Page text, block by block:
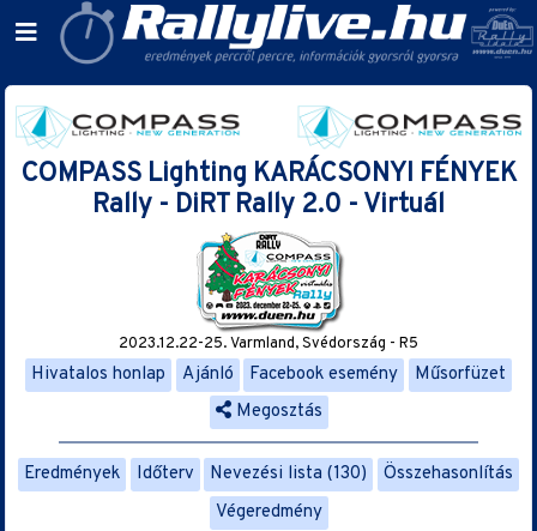
COMPASS Lighting KARÁCSONYI FÉNYEK
Rally - DiRT Rally 2.0 - Virtuál
2023.12.22-25. Varmland, Svédország - R5
Hivatalos honlap Ajánló Facebook esemény
Műsorfüzet
Megosztás
Eredmények Időterv Nevezési lista (130)
Összehasonlítás
Végeredmény